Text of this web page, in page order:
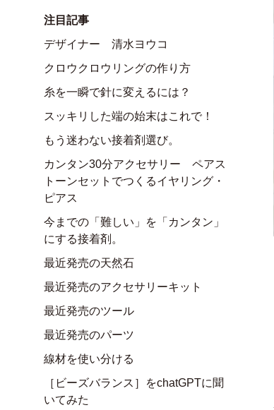
注目記事
デザイナー 清水ヨウコ
クロウクロウリングの作り方
糸を一瞬で針に変えるには？
スッキリした端の始末はこれで！
もう迷わない接着剤選び。
カンタン30分アクセサリー ペアス
トーンセットでつくるイヤリング・
ピアス
今までの「難しい」を「カンタン」
にする接着剤。
最近発売の天然石
最近発売のアクセサリーキット
最近発売のツール
最近発売のパーツ
線材を使い分ける
［ビーズバランス］をchatGPTに聞
いてみた